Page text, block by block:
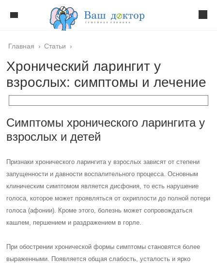
Главная › Статьи ›
Хронический ларингит у
взрослых: симптомы и лечение
Симптомы хронического ларингита у
взрослых и детей
Признаки хронического ларингита у взрослых зависят от степени
запущенности и давности воспалительного процесса. Основным
клиническим симптомом является дисфония, то есть нарушение
голоса, которое может проявляться от охриплости до полной потери
голоса (афонии). Кроме этого, болезнь может сопровождаться
кашлем, першением и раздражением в горле.
При обострении хронической формы симптомы становятся более
выраженными. Появляется общая слабость, усталость и ярко